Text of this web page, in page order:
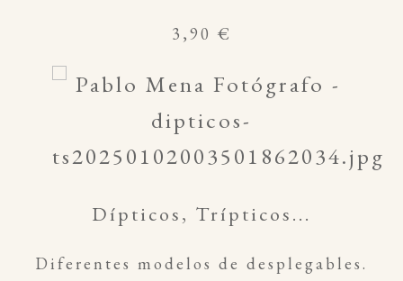
3,90 €
Dípticos, Trípticos...
Diferentes modelos de desplegables.